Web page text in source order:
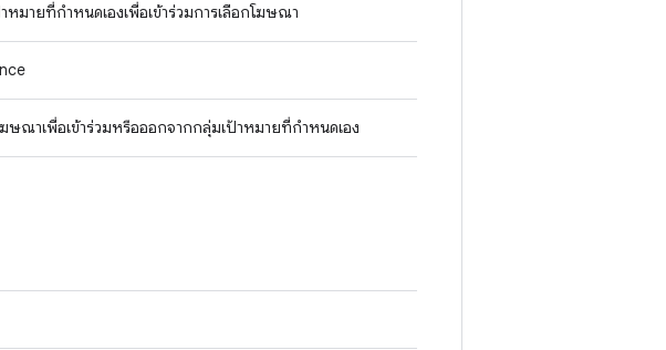
มายที่กําหนดเองเพื่อเข้าร่วมการเลือกโฆษณา
ษณาเพื่อเข้าร่วมหรือออกจากกลุ่มเป้าหมายที่กำหนดเอง